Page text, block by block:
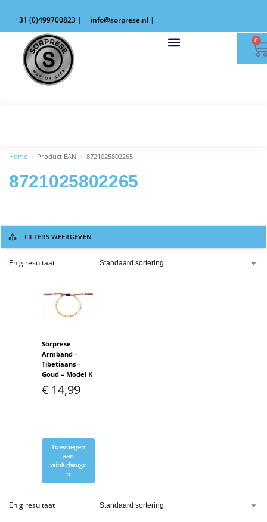
+31 (0)499700823 | info@sorprese.nl |
0
Home / Product EAN / 8721025802265
8721025802265
FILTERS WEERGEVEN
Enig resultaat
Sorprese
Armband –
Tibetiaans –
Goud – Model K
€ 14,99
Toevoegen
aan
winkelwage
n
Enig resultaat